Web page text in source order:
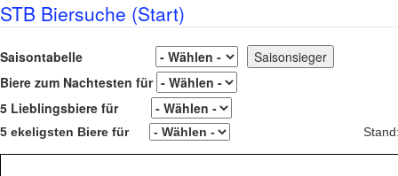
STB Biersuche (Start)
Saisontabelle
Biere zum Nachtesten für
5 Lieblingsbiere für
5 ekeligsten Biere für